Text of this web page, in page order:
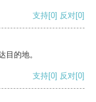
支持[0] 反对[0]
目的地。
支持[0] 反对[0]